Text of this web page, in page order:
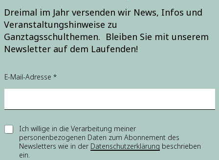
Dreimal im Jahr versenden wir News, Infos und
Veranstaltungshinweise zu
Ganztagsschulthemen. Bleiben Sie mit unserem
Newsletter auf dem Laufenden!
E-Mail-Adresse *
iE
Ich willige in die Verarbeitung meiner
personenbezogenen Daten zum Abonnement des
Newsletters wie in der Datenschutzerklärung beschrieben
ein.